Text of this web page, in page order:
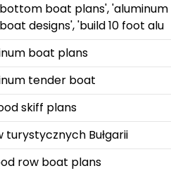
boat plans', 'aluminum
designs', 'build 10 foot alu
boat plans
tender boat
skiff plans
turystycznych Bułgarii
row boat plans